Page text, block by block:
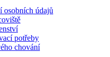
osobních údajů
potřeby
chování